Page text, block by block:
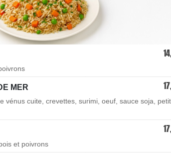
MER
vénus cuite, crevettes, surimi, oeuf, sauce soja,
et poivrons